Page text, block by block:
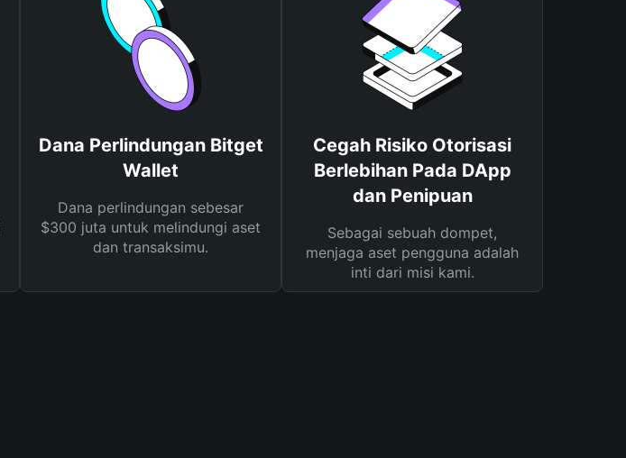
Dana Perlindungan Bitget
Wallet
Dana perlindungan sebesar
$300 juta untuk melindungi aset
dan transaksimu.
Cegah Risiko Otorisasi
Berlebihan Pada DApp
dan Penipuan
Sebagai sebuah dompet,
menjaga aset pengguna adalah
inti dari misi kami.